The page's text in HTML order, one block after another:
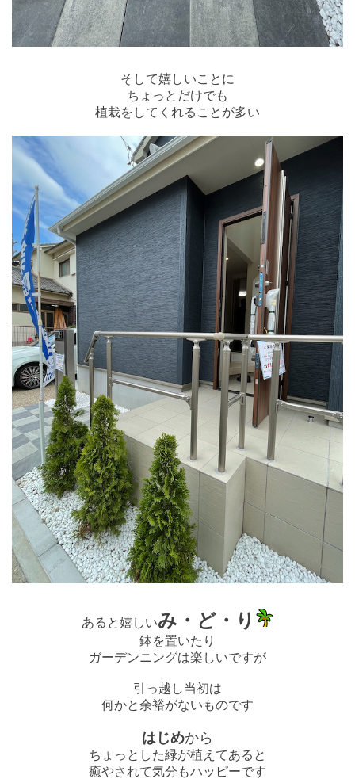
そして嬉しいことに
ちょっとだけでも
植栽を してくれることが多い
あると嬉しいみ・ど・り
鉢を置いたり
ガーデンニングは楽しいですが
引っ越し当初は
何かと余裕がないものです
はじめから
ちょっとした緑が植えてあると
癒やされて気分もハッピーです